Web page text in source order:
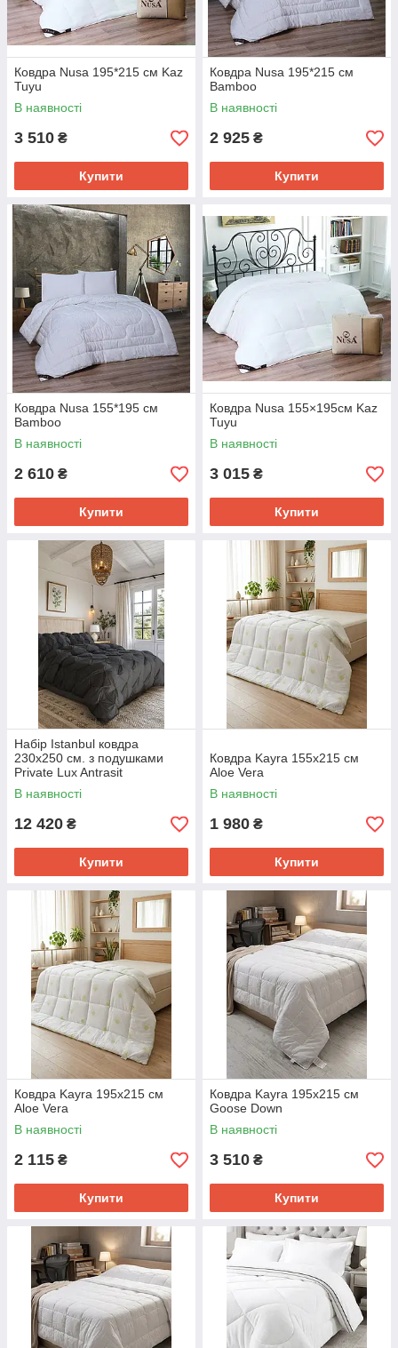
Ковдра Nusa 195*215 см Kaz
Tuyu
В наявності
3 510 ₴
Купити
Ковдра Nusa 195*215 см
Bamboo
В наявності
2 925 ₴
Купити
Ковдра Nusa 155*195 см
Bamboo
В наявності
2 610 ₴
Купити
Ковдра Nusa 155×195см Kaz
Tuyu
В наявності
3 015 ₴
Купити
Набір Istanbul ковдра
230х250 см. з подушками
Private Lux Antrasit
В наявності
12 420 ₴
Купити
Ковдра Kayra 155x215 см
Aloe Vera
В наявності
1 980 ₴
Купити
Ковдра Kayra 195x215 см
Aloe Vera
В наявності
2 115 ₴
Купити
Ковдра Kayra 195x215 см
Goose Down
В наявності
3 510 ₴
Купити